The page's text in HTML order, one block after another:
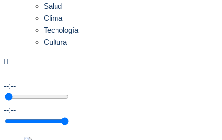
Salud
Clima
Tecnología
Cultura
--:--
--:--